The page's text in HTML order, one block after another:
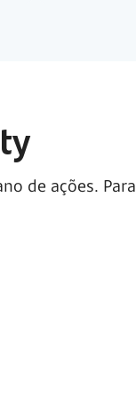
de ações. Para